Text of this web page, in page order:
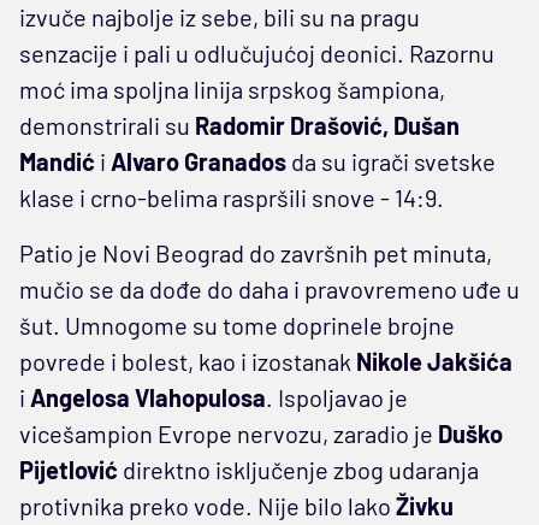
izvuče najbolje iz sebe, bili su na pragu
senzacije i pali u odlučujućoj deonici. Razornu
moć ima spoljna linija srpskog šampiona,
demonstrirali su Radomir Drašović, Dušan
Mandić i Alvaro Granados da su igrači svetske
klase i crno-belima raspršili snove - 14:9.
Patio je Novi Beograd do završnih pet minuta,
mučio se da dođe do daha i pravovremeno uđe u
šut. Umnogome su tome doprinele brojne
povrede i bolest, kao i izostanak Nikole Jakšića
i Angelosa Vlahopulosa. Ispoljavao je
vicešampion Evrope nervozu, zaradio je Duško
Pijetlović direktno isključenje zbog udaranja
protivnika preko vode. Nije bilo lako Živku